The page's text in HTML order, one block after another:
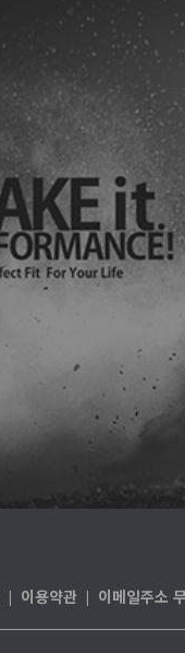
| 이용약관 | 이메일주소